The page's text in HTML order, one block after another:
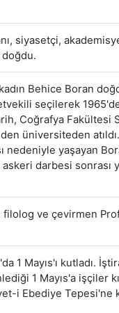
siyasetçi,
doğdu.
Behice Boran
seçilerek
Coğrafya Fakültesi
üniversiteden
nedeniyle yaşayan
darbesi sonrası
ve çevirmen
1 Mayıs'ı kutladı.
1 Mayıs'a işçiler
i Ebediye Tepesi'ne